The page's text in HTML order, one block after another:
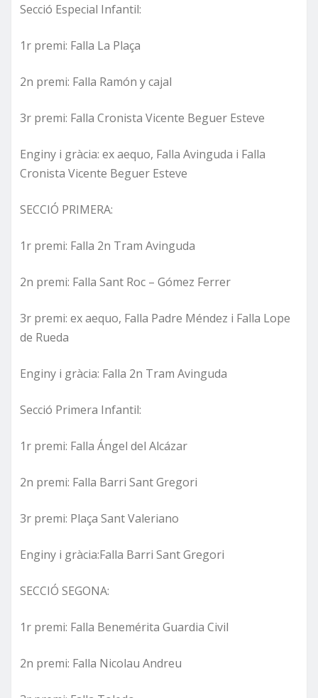
Secció Especial Infantil:
1r premi: Falla La Plaça
2n premi: Falla Ramón y cajal
3r premi: Falla Cronista Vicente Beguer Esteve
Enginy i gràcia: ex aequo, Falla Avinguda i Falla
Cronista Vicente Beguer Esteve
SECCIÓ PRIMERA:
1r premi: Falla 2n Tram Avinguda
2n premi: Falla Sant Roc – Gómez Ferrer
3r premi: ex aequo, Falla Padre Méndez i Falla Lope
de Rueda
Enginy i gràcia: Falla 2n Tram Avinguda
Secció Primera Infantil:
1r premi: Falla Ángel del Alcázar
2n premi: Falla Barri Sant Gregori
3r premi: Plaça Sant Valeriano
Enginy i gràcia:Falla Barri Sant Gregori
SECCIÓ SEGONA:
1r premi: Falla Benemérita Guardia Civil
2n premi: Falla Nicolau Andreu